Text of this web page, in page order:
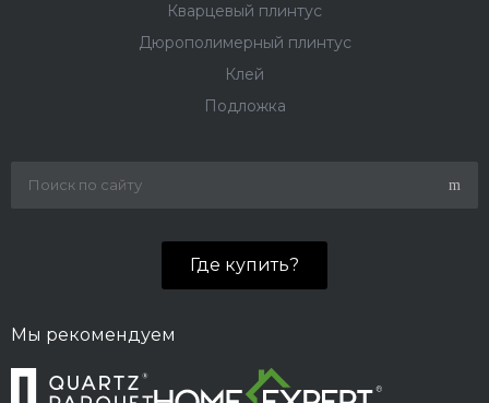
Кварцевый плинтус
Дюрополимерный плинтус
Клей
Подложка
Где купить?
Мы рекомендуем